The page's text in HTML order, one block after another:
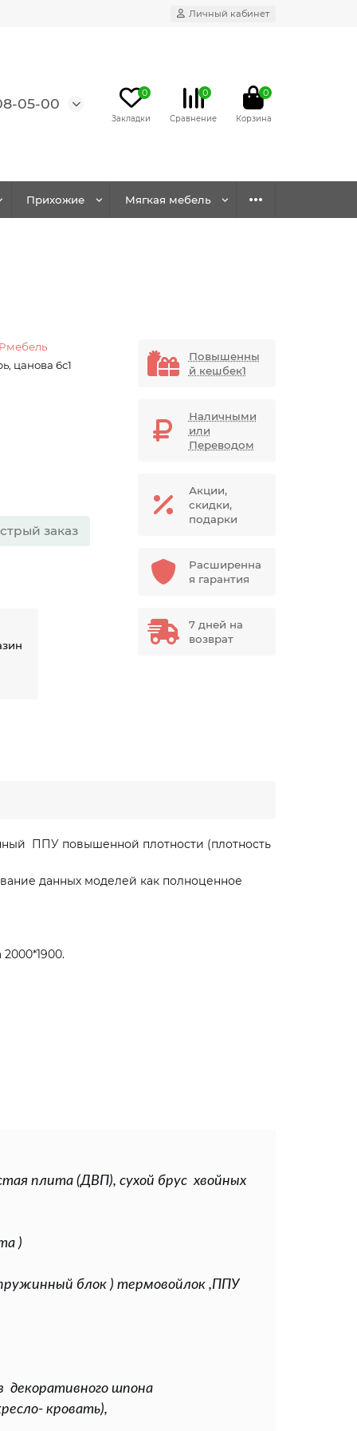
Личный кабинет
05-00
0 0 0
Прихожие Мягкая мебель
цанова 6с1
заказ
Повышенны
й кешбек1
Наличными
или
Переводом
Акции,
скидки,
подарки
Расширенна
я гарантия
7 дней на
возврат
ППУ повышенной плотности (плотность
данных моделей как полноценное
плита (ДВП), сухой брус хвойных
)
блок ) термовойлок ,ППУ
декоративного шпона
кровать),